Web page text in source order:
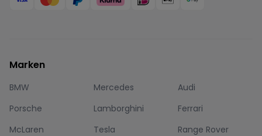
Marken
BMW Mercedes
Audi
Porsche
Lamborghini
Ferrari
McLaren
Tesla
Range Rover